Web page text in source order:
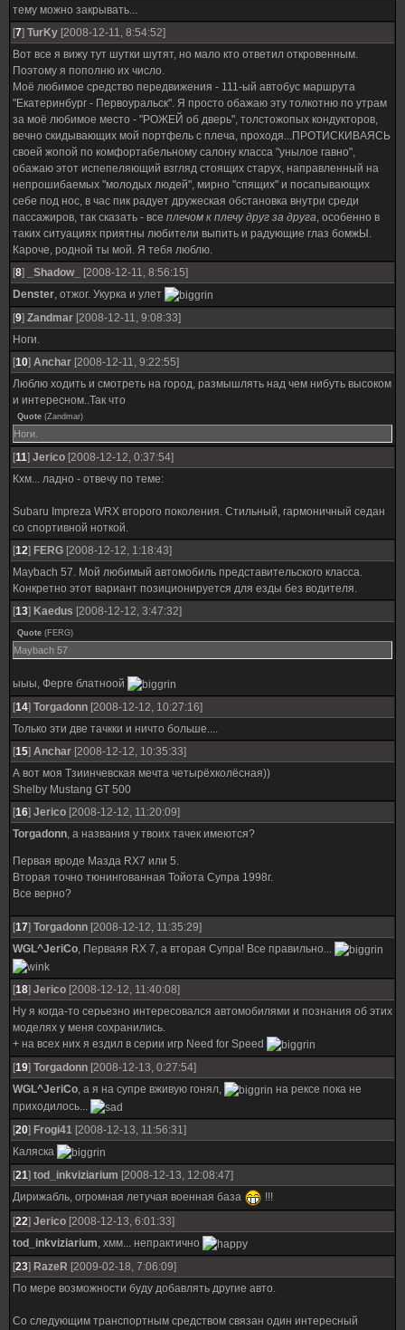
тему можно закрывать...
[7] TurKy [2008-12-11, 8:54:52]
Вот все я вижу тут шутки шутят, но мало кто ответил откровенным.
Поэтому я пополню их число.
Моё любимое средство передвижения - 111-ый автобус маршрута
"Екатеринбург - Первоуральск". Я просто обажаю эту толкотню по утрам
за моё любимое место - "РОЖЕЙ об дверь", толстожопых кондукторов,
вечно скидывающих мой портфель с плеча, проходя...ПРОТИСКИВАЯСЬ
своей жопой по комфортабельному салону класса "унылое гавно",
обажаю этот испепеляющий взгляд стоящих старух, направленный на
непрошибаемых "молодых людей", мирно "спящих" и посапывающих
себе под нос, в час пик радует дружеская обстановка внутри среди
пассажиров, так сказать - все плечом к плечу друг за друга, особенно в
таких ситуациях приятны любители выпить и радующие глаз бомжЫ.
Кароче, родной ты мой. Я тебя люблю.
[8] _Shadow_
[2008-12-11, 8:56:15]
Denster, отжог. Укурка и улет
[9] Zandmar [2008-12-11, 9:08:33]
Ноги.
[10] Anchar [2008-12-11, 9:22:55]
Люблю ходить и смотреть на город, размышлять над чем нибуть высоком
и интересном..Так что
Quote (Zandmar)
Ноги.
[11] Jerico [2008-12-12, 0:37:54]
Кхм... ладно - отвечу по теме:
Subaru Impreza WRX второго поколения. Стильный, гармоничный седан
со спортивной ноткой.
[12] FERG [2008-12-12, 1:18:43]
Maybach 57. Мой любимый автомобиль представительского класса.
Конкретно этот вариант позиционируется для езды без водителя.
[13] Kaedus [2008-12-12, 3:47:32]
Quote (FERG)
Maybach 57
ыыы, Ферге блатноой
[14] Torgadonn [2008-12-12, 10:27:16]
Только эти две тачкки и ничто больше....
[15] Anchar [2008-12-12, 10:35:33]
А вот моя Тзиинчевская мечта четырёхколёсная))
Shelby Mustang GT 500
[16] Jerico [2008-12-12, 11:20:09]
Torgadonn, а названия у твоих тачек имеются?
Первая вроде Мазда RX7 или 5.
Вторая точно тюнингованная Тойота Супра 1998г.
Все верно?
[17] Torgadonn [2008-12-12, 11:35:29]
WGL^JeriCo, Перваяя RX 7, а вторая Супра! Все правильно...
[18] Jerico [2008-12-12, 11:40:08]
Ну я когда-то серьезно интересовался автомобилями и познания об этих
моделях у меня сохранились.
+ на всех них я ездил в серии игр Need for Speed
[19] Torgadonn [2008-12-13, 0:27:54]
WGL^JeriCo, а я на супре вживую гонял,
на рексе пока не
приходилось...
[20] Frogi41 [2008-12-13, 11:56:31]
Каляска
[21] tod_inkviziarium [2008-12-13, 12:08:47]
Дирижабль, огромная летучая военная база
!!!
[22] Jerico [2008-12-13, 6:01:33]
tod_inkviziarium, хмм... непрактично
[23] RazeR [2009-02-18, 7:06:09]
По мере возможности буду добавлять другие авто.
Со следующим транспортным средством связан один интересный